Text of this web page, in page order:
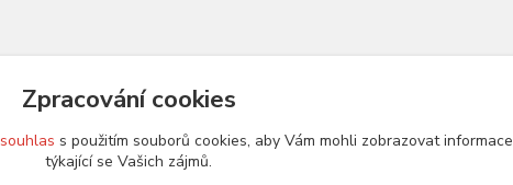
Zpracování cookies
souhlas s použitím souborů cookies, aby Vám mohli zobrazovat informace
týkající se Vašich zájmů.